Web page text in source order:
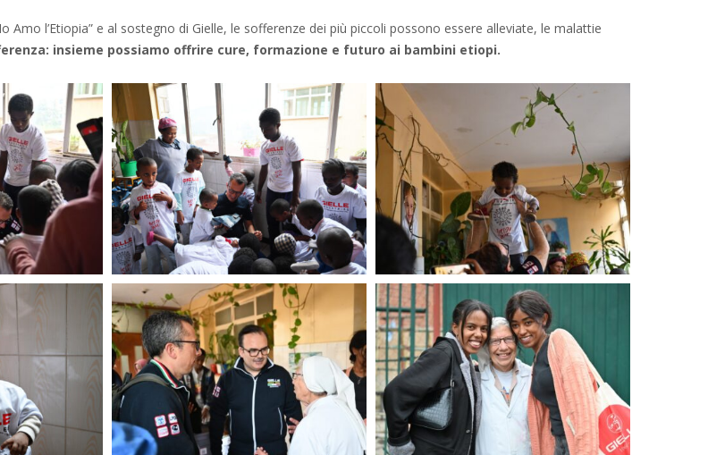
Amo l’Etiopia” e al sostegno di Gielle, le sofferenze dei più piccoli possono essere alleviate, le malattie
insieme possiamo offrire cure, formazione e futuro ai bambini etiopi.